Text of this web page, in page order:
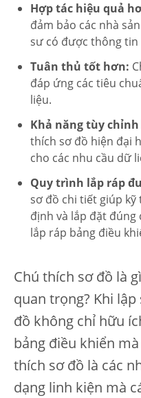
Hợp tác hiệu quả
đảm bảo các nhà
sư có được thông tin
Tuân thủ tốt hơn:
đáp ứng các tiêu
liệu.
Khả năng tùy
thích sơ đồ hiện đại
cho các nhu cầu dữ
Quy trình lắp ráp
sơ đồ chi tiết giúp kỹ
định và lắp đặt
lắp ráp bảng điều
Chú thích sơ đồ là
quan trọng? Khi
đồ không chỉ hữu
bảng điều khiển
thích sơ đồ là các
dạng linh kiện mà